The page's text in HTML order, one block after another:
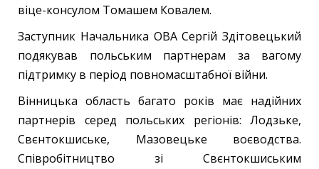
віце-консулом Томашем Ковалем.
Заступник Начальника ОВА Сергій Здітовецький
подякував польським партнерам за вагому
підтримку в період повномасштабної війни.
Вінницька область багато років має надійних
партнерів серед польських регіонів: Лодзьке,
Свєнтокшиське, Мазовецьке воєводства.
Співробітництво зі Свєнтокшиським